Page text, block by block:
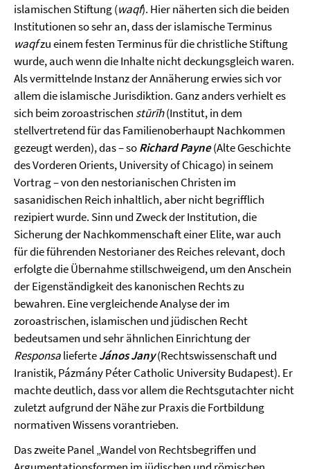
islamischen Stiftung (waqf). Hier näherten sich die beiden
Institutionen so sehr an, dass der islamische Terminus
waqfzu einem festen Terminus für die christliche Stiftung
wurde, auch wenn die Inhalte nicht deckungsgleich waren.
Als vermittelnde Instanz der Annäherung erwies sich vor
allem die islamische Jurisdiktion. Ganz anders verhielt es
sich beim zoroastrischen stūrīh(Institut, in dem
stellvertretend für das Familienoberhaupt Nachkommen
gezeugt werden), das – soRichard Payne(Alte Geschichte
des Vorderen Orients, University of Chicago) in seinem
Vortrag – von den nestorianischen Christen im
sasanidischen Reich inhaltlich, aber nicht begrifflich
rezipiert wurde. Sinn und Zweck der Institution, die
Sicherung der Nachkommenschaft einer Elite, war auch
für die führenden Nestorianer des Reiches relevant, doch
erfolgte die Übernahme stillschweigend, um den Anschein
der Eigenständigkeit des kanonischen Rechts zu
bewahren. Eine vergleichende Analyse der im
zoroastrischen, islamischen und jüdischen Recht
bedeutsamen und sehr ähnlichen Einrichtung der
ResponsalieferteJános Jany(Rechtswissenschaft und
Iranistik, Pázmány Péter Catholic University Budapest). Er
machte deutlich, dass vor allem die Rechtsgutachter nicht
zuletzt aufgrund der Nähe zur Praxis die Fortbildung
normativen Wissens vorantrieben.
Das zweite Panel „Wandel von Rechtsbegriffen und